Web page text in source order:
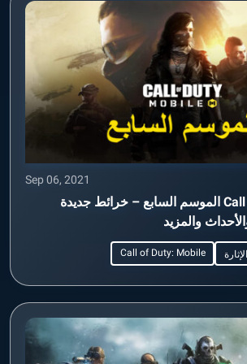
Sep 06, 2021
Call Of Duty: Mobile الموسم السابع – خرائط جديدة
والمزيد
الإثارة Call of Duty: Mobile